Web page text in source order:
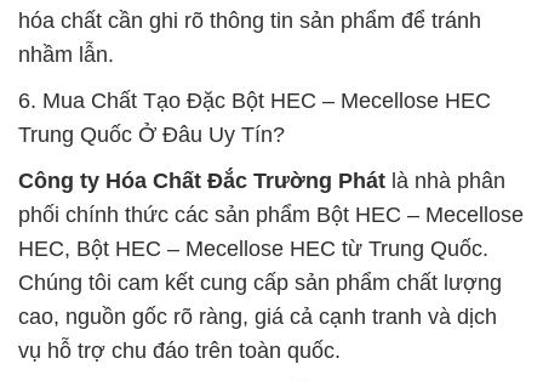
hóa chất cần ghi rõ thông tin sản phẩm để tránh
nhầm lẫn.
6. Mua Chất Tạo Đặc Bột HEC – Mecellose HEC
Trung Quốc Ở Đâu Uy Tín?
Công ty Hóa Chất Đắc Trường Phát là nhà phân
phối chính thức các sản phẩm Bột HEC – Mecellose
HEC, Bột HEC – Mecellose HEC từ Trung Quốc.
Chúng tôi cam kết cung cấp sản phẩm chất lượng
cao, nguồn gốc rõ ràng, giá cả cạnh tranh và dịch
vụ hỗ trợ chu đáo trên toàn quốc.